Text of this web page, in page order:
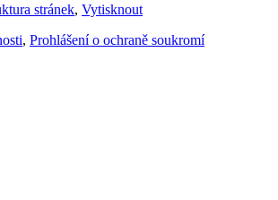
stránek, Vytisknout
, Prohlášení o ochraně soukromí